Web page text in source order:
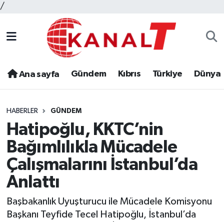
/
Ana sayfa Gündem Kıbrıs Türkiye Dünya
HABERLER GÜNDEM
Hatipoğlu, KKTC’nin
Bağımlılıkla Mücadele
Çalışmalarını İstanbul’da
Anlattı
Başbakanlık Uyuşturucu ile Mücadele Komisyonu
Başkanı Teyfide Tecel Hatipoğlu, İstanbul’da